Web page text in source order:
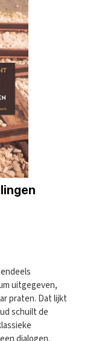
uitgegeven,
praten. Dat lijkt
schuilt de